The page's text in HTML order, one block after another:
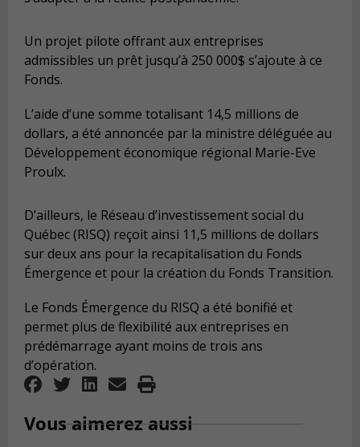
Un projet pilote offrant aux entreprises
admissibles un prêt jusqu’à 250 000$ s’ajoute à ce
Fonds.
L’aide d’une somme totalisant 14,5 millions de
dollars, a été annoncée par la ministre déléguée au
Développement économique régional Marie-Eve
Proulx.
D’ailleurs, le Réseau d’investissement social du
Québec (RISQ) reçoit ainsi 11,5 millions de dollars
sur deux ans pour la recapitalisation du Fonds
Émergence et pour la création du Fonds Transition.
Le Fonds Émergence du RISQ a été bonifié et
permet plus de flexibilité aux entreprises en
prédémarrage ayant moins de trois ans
d’opération.
Vous aimerez aussi